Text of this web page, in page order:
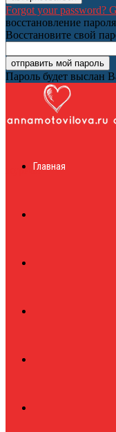
Forgot your password?
восстановление пароля
Восстановите свой
Пароль будет выслан
журналГлавная